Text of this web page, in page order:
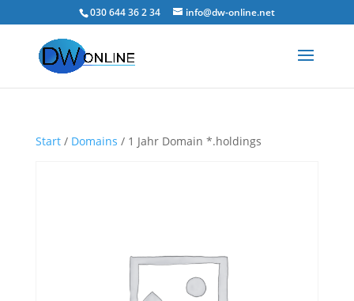
030 644 36 2 34 info@dw-online.net
Start/ Domains / 1 Jahr Domain *.holdings